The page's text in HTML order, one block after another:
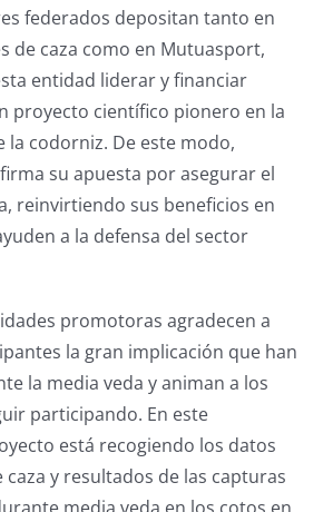
federados depositan tanto en
de caza como en Mutuasport,
entidad liderar y financiar
proyecto científico pionero en la
la codorniz. De este modo,
su apuesta por asegurar el
reinvirtiendo sus beneficios en
a la defensa del sector
promotoras agradecen a
la gran implicación que han
la media veda y animan a los
participando. En este
está recogiendo los datos
caza y resultados de las capturas